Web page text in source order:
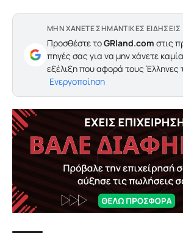
ΜΗΝ ΧΑΝΕΤΕ ΣΗΜΑΝΤΙΚΕΣ ΕΙΔΗΣΕΙΣ
Προσθέστε τοGRland.com στις
πηγές σας για να μην χάνετε
εξέλιξη που αφορά τους Έλληνες
Ενεργοποίηση